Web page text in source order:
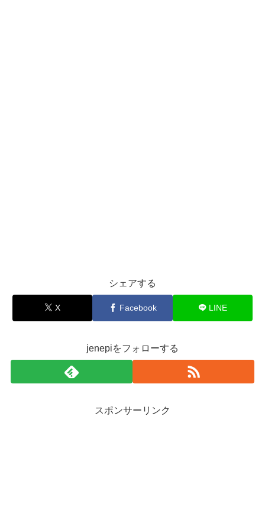
シェアする
X Facebook LINE
jenepiをフォローする
スポンサーリンク